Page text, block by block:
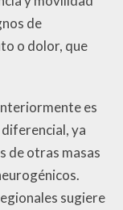
de
o dolor, que
es
ya
de otras masas
sugiere